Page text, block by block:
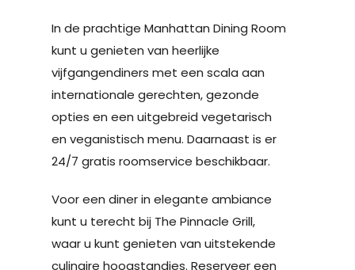
In de prachtige Manhattan Dining Room
kunt u genieten van heerlijke
vijfgangendiners met een scala aan
internationale gerechten, gezonde
opties en een uitgebreid vegetarisch
en veganistisch menu. Daarnaast is er
24/7 gratis roomservice beschikbaar.
Voor een diner in elegante ambiance
kunt u terecht bij The Pinnacle Grill,
waar u kunt genieten van uitstekende
culinaire hoogstandjes. Reserveer een